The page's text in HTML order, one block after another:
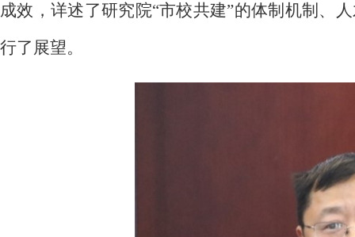
成效，详述了研究院“市校共建”的体制机制、
行了展望。